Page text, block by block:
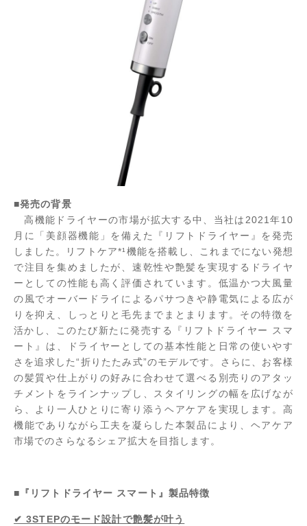
■発売の背景
高機能ドライヤーの市場が拡大する中、当社は2021年10
月に「美顔器機能」を備えた『リフトドライヤー』を発売
しました。リフトケア*¹機能を搭載し、これまでにない発想
で注目を集めましたが、速乾性や艶髪を実現するドライヤ
ーとしての性能も高く評価されています。低温かつ大風量
の風でオーバードライによるパサつきや静電気による広が
りを抑え、しっとりと毛先までまとまります。その特徴を
活かし、このたび新たに発売する『リフトドライヤー スマ
ート』は、ドライヤーとしての基本性能と日常の使いやす
さを追求した“折りたたみ式”のモデルです。さらに、お客様
の髪質や仕上がりの好みに合わせて選べる別売りのアタッ
チメントをラインナップし、スタイリングの幅を広げなが
ら、より一人ひとりに寄り添うヘアケアを実現します。高
機能でありながら工夫を凝らした本製品により、ヘアケア
市場でのさらなるシェア拡大を目指します。
■『リフトドライヤー スマート』製品特徴
✔ 3STEPのモード設計で艶髪が叶う